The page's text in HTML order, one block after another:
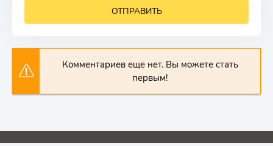
ОТПРАВИТЬ
Комментариев еще нет. Вы можете стать
первым!